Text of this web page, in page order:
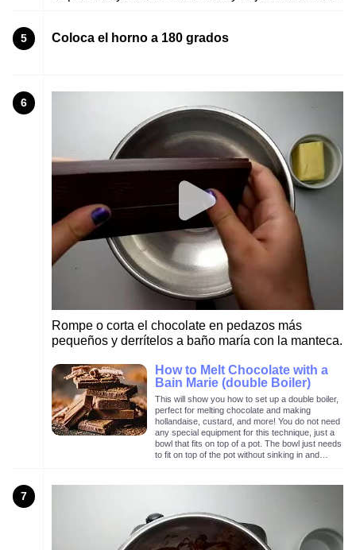
5 Coloca el horno a 180 grados
6
Rompe o corta el chocolate en pedazos más
pequeños y derrítelos a baño maría con la manteca.
How to Melt Chocolate with a
Bain Marie (double Boiler)
This will show you how to set up a double boiler,
perfect for melting chocolate and making
hollandaise, custard, and more! You do not need
any special equipment for this technique, just a
bowl that fits on top of a pot. The bowl just needs
to fit on top of the pot without sinking in and
7